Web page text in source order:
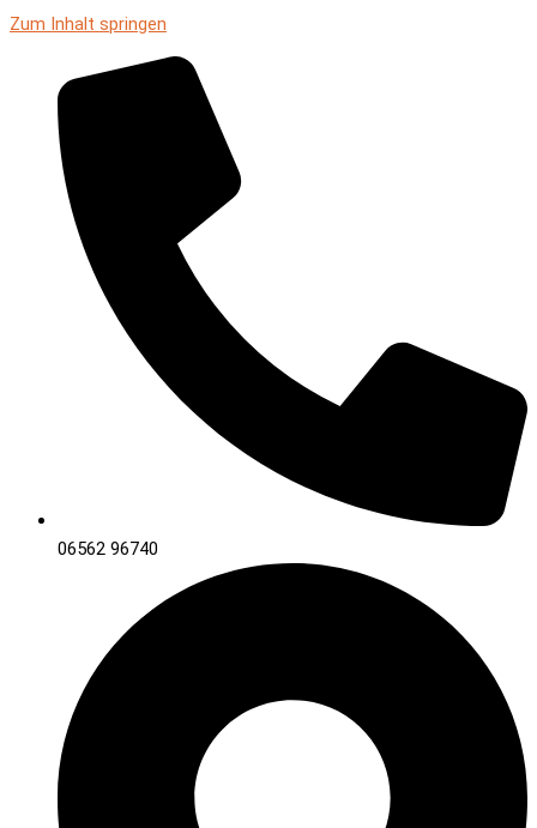
Zum Inhalt springen
06562 96740